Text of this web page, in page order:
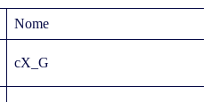
Nome
cX_G